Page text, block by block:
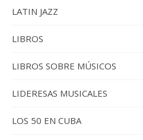
LATIN JAZZ
LIBROS
LIBROS SOBRE MÚSICOS
LIDERESAS MUSICALES
LOS 50 EN CUBA